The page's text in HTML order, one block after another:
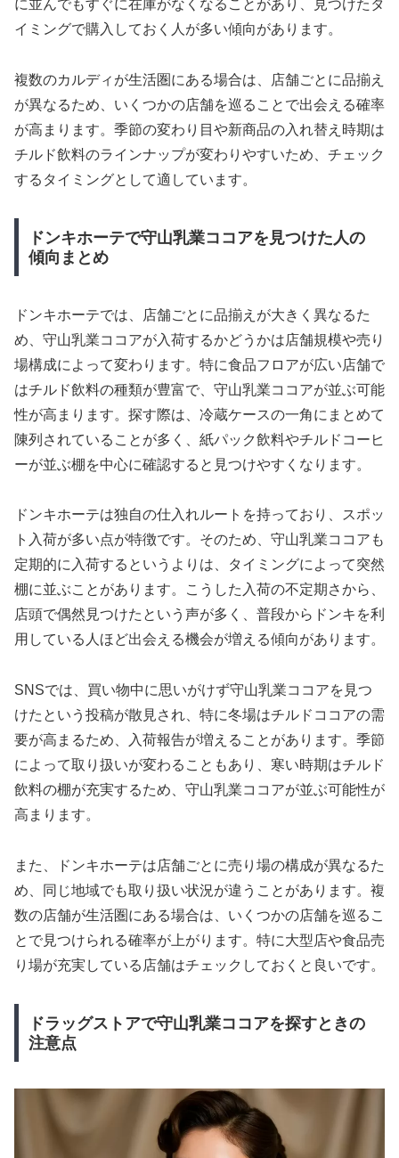
に並んでもすぐに在庫がなくなることがあり、見つけたタ
イミングで購入しておく人が多い傾向があります。
複数のカルディが生活圏にある場合は、店舗ごとに品揃え
が異なるため、いくつかの店舗を巡ることで出会える確率
が高まります。季節の変わり目や新商品の入れ替え時期は
チルド飲料のラインナップが変わりやすいため、チェック
するタイミングとして適しています。
ドンキホーテで守山乳業ココアを見つけた人の
傾向まとめ
ドンキホーテでは、店舗ごとに品揃えが大きく異なるた
め、守山乳業ココアが入荷するかどうかは店舗規模や売り
場構成によって変わります。特に食品フロアが広い店舗で
はチルド飲料の種類が豊富で、守山乳業ココアが並ぶ可能
性が高まります。探す際は、冷蔵ケースの一角にまとめて
陳列されていることが多く、紙パック飲料やチルドコーヒ
ーが並ぶ棚を中心に確認すると見つけやすくなります。
ドンキホーテは独自の仕入れルートを持っており、スポッ
ト入荷が多い点が特徴です。そのため、守山乳業ココアも
定期的に入荷するというよりは、タイミングによって突然
棚に並ぶことがあります。こうした入荷の不定期さから、
店頭で偶然見つけたという声が多く、普段からドンキを利
用している人ほど出会える機会が増える傾向があります。
SNSでは、買い物中に思いがけず守山乳業ココアを見つ
けたという投稿が散見され、特に冬場はチルドココアの需
要が高まるため、入荷報告が増えることがあります。季節
によって取り扱いが変わることもあり、寒い時期はチルド
飲料の棚が充実するため、守山乳業ココアが並ぶ可能性が
高まります。
また、ドンキホーテは店舗ごとに売り場の構成が異なるた
め、同じ地域でも取り扱い状況が違うことがあります。複
数の店舗が生活圏にある場合は、いくつかの店舗を巡るこ
とで見つけられる確率が上がります。特に大型店や食品売
り場が充実している店舗はチェックしておくと良いです。
ドラッグストアで守山乳業ココアを探すときの
注意点